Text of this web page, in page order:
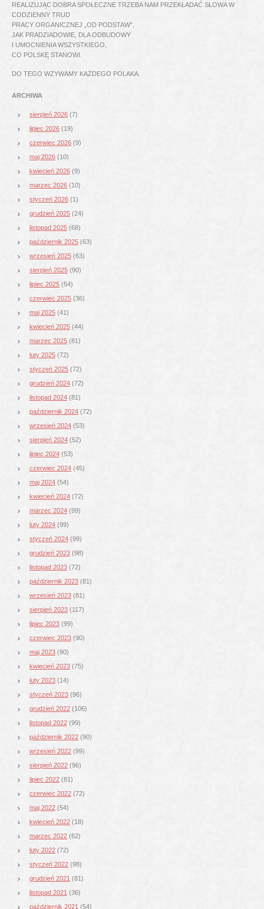
REALIZUJĄC DOBRA SPOŁECZNE TRZEBA NAM PRZEKŁADAĆ SŁOWA W
CODZIENNY TRUD
PRACY ORGANICZNEJ „OD PODSTAW”,
JAK PRADZIADOWIE, DLA ODBUDOWY
I UMOCNIENIA WSZYSTKIEGO,
CO POLSKĘ STANOWI.
DO TEGO WZYWAMY KAŻDEGO POLAKA.
ARCHIWA
sierpień 2026 (7)
lipiec 2026 (19)
czerwiec 2026 (9)
maj 2026 (10)
kwiecień 2026 (9)
marzec 2026 (10)
styczeń 2026 (1)
grudzień 2025 (24)
listopad 2025 (68)
październik 2025 (63)
wrzesień 2025 (63)
sierpień 2025 (90)
lipiec 2025 (54)
czerwiec 2025 (36)
maj 2025 (41)
kwiecień 2025 (44)
marzec 2025 (81)
luty 2025 (72)
styczeń 2025 (72)
grudzień 2024 (72)
listopad 2024 (81)
październik 2024 (72)
wrzesień 2024 (53)
sierpień 2024 (52)
lipiec 2024 (53)
czerwiec 2024 (45)
maj 2024 (54)
kwiecień 2024 (72)
marzec 2024 (99)
luty 2024 (99)
styczeń 2024 (99)
grudzień 2023 (98)
listopad 2023 (72)
październik 2023 (81)
wrzesień 2023 (81)
sierpień 2023 (117)
lipiec 2023 (99)
czerwiec 2023 (90)
maj 2023 (90)
kwiecień 2023 (75)
luty 2023 (14)
styczeń 2023 (96)
grudzień 2022 (106)
listopad 2022 (99)
październik 2022 (90)
wrzesień 2022 (99)
sierpień 2022 (96)
lipiec 2022 (81)
czerwiec 2022 (72)
maj 2022 (54)
kwiecień 2022 (18)
marzec 2022 (62)
luty 2022 (72)
styczeń 2022 (98)
grudzień 2021 (81)
listopad 2021 (36)
październik 2021 (54)